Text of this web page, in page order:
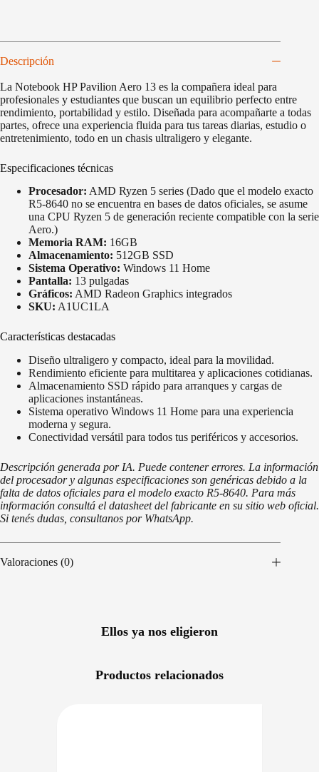
Descripción
La Notebook HP Pavilion Aero 13 es la compañera ideal para
profesionales y estudiantes que buscan un equilibrio perfecto entre
rendimiento, portabilidad y estilo. Diseñada para acompañarte a todas
partes, ofrece una experiencia fluida para tus tareas diarias, estudio o
entretenimiento, todo en un chasis ultraligero y elegante.
Especificaciones técnicas
Procesador: AMD Ryzen 5 series (Dado que el modelo exacto
R5-8640 no se encuentra en bases de datos oficiales, se asume
una CPU Ryzen 5 de generación reciente compatible con la serie
Aero.)
Memoria RAM: 16GB
Almacenamiento: 512GB SSD
Sistema Operativo: Windows 11 Home
Pantalla: 13 pulgadas
Gráficos: AMD Radeon Graphics integrados
SKU: A1UC1LA
Características destacadas
Diseño ultraligero y compacto, ideal para la movilidad.
Rendimiento eficiente para multitarea y aplicaciones cotidianas.
Almacenamiento SSD rápido para arranques y cargas de
aplicaciones instantáneas.
Sistema operativo Windows 11 Home para una experiencia
moderna y segura.
Conectividad versátil para todos tus periféricos y accesorios.
Descripción generada por IA. Puede contener errores. La información
del procesador y algunas especificaciones son genéricas debido a la
falta de datos oficiales para el modelo exacto R5-8640. Para más
información consultá el datasheet del fabricante en su sitio web oficial.
Si tenés dudas, consultanos por WhatsApp.
Valoraciones (0)
Ellos ya nos eligieron
Productos relacionados